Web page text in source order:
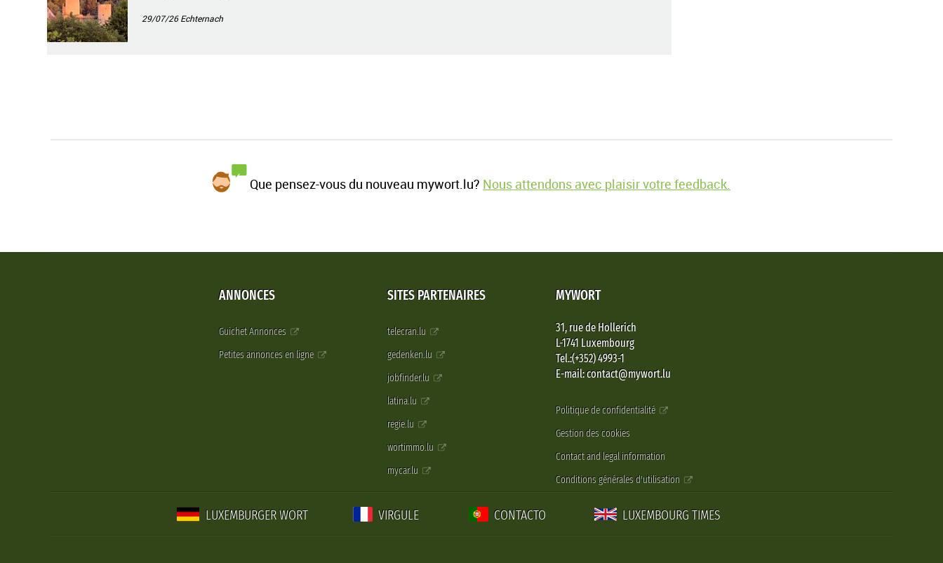
29/07/26Echternach
Que pensez-vous du nouveau mywort.lu? Nous attendons avec plaisir votre feedback.
ANNONCES
Guichet Annonces
Petites annonces en ligne
SITES PARTENAIRES
telecran.lu
gedenken.lu
jobfinder.lu
latina.lu
regie.lu
wortimmo.lu
mycar.lu
MYWORT
31, rue de Hollerich
L-1741 Luxembourg
Tel.:(+352) 4993-1
E-mail: contact@mywort.lu
Politique de confidentialité
Gestion des cookies
Contact and legal information
Conditions générales d'utilisation
LUXEMBURGER WORT VIRGULE CONTACTO LUXEMBOURG TIMES